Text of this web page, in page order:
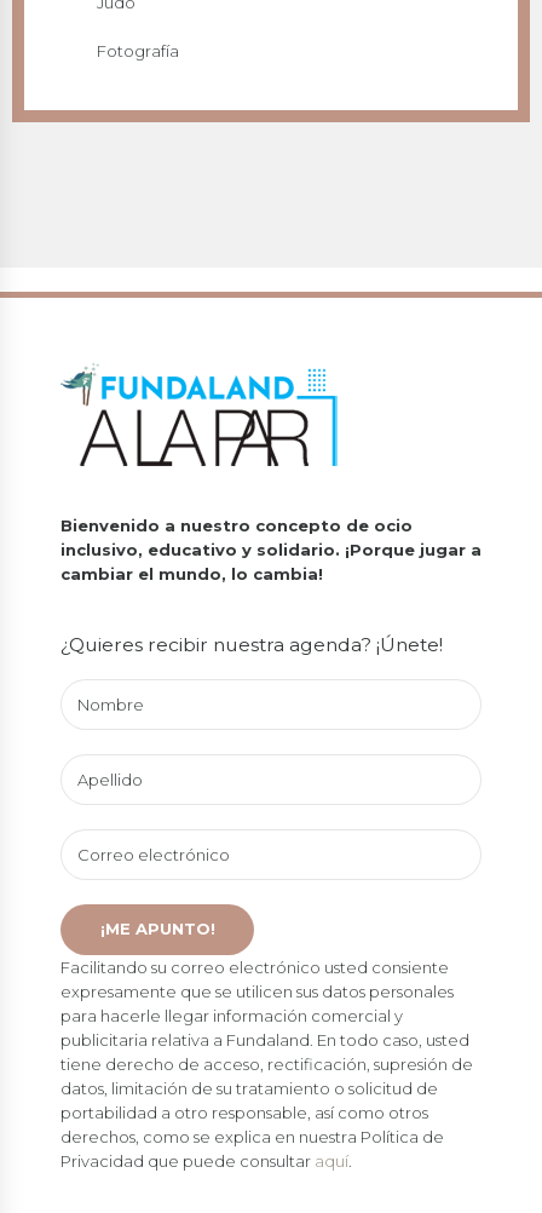
Fotografía
Bienvenido a nuestro concepto de ocio
inclusivo, educativo y solidario. ¡Porque jugar a
cambiar el mundo, lo cambia!
¿Quieres recibir nuestra agenda? ¡Únete!
Facilitando su correo electrónico usted consiente
expresamente que se utilicen sus datos personales
para hacerle llegar información comercial y
publicitaria relativa a Fundaland. En todo caso, usted
tiene derecho de acceso, rectificación, supresión de
datos, limitación de su tratamiento o solicitud de
portabilidad a otro responsable, así como otros
derechos, como se explica en nuestra Política de
Privacidad que puede consultar aquí